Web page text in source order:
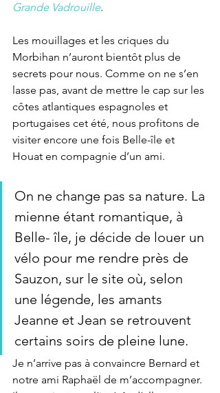
Grande Vadrouille.
Les mouillages et les criques du
Morbihan n’auront bientôt plus de
secrets pour nous. Comme on ne s’en
lasse pas, avant de mettre le cap sur les
côtes atlantiques espagnoles et
portugaises cet été, nous profitons de
visiter encore une fois Belle-île et
Houat en compagnie d’un ami.
On ne change pas sa nature. La
mienne étant romantique, à
Belle- île, je décide de louer un
vélo pour me rendre près de
Sauzon, sur le site où, selon
une légende, les amants
Jeanne et Jean se retrouvent
certains soirs de pleine lune.
Je n’arrive pas à convaincre Bernard et
notre ami Raphaël de m’accompagner.